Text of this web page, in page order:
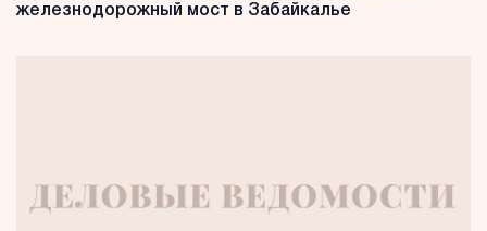
железнодорожный мост в Забайкалье